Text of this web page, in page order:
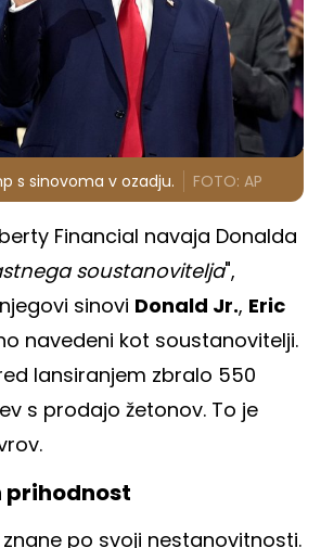
s sinovoma v ozadju. FOTO: AP
Financial navaja Donalda
soustanovitelja",
sinovi Donald Jr., Eric
navedeni kot soustanovitelji.
lansiranjem zbralo 550
s prodajo žetonov. To je
po svoji nestanovitnosti.